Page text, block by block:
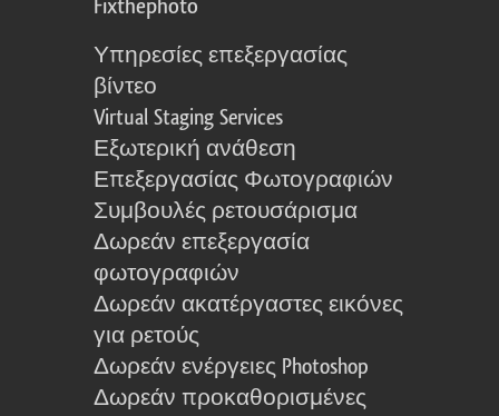
Fixthephoto
Υπηρεσίες επεξεργασίας
βίντεο
Virtual Staging Services
Εξωτερική ανάθεση
Επεξεργασίας Φωτογραφιών
Συμβουλές ρετουσάρισμα
Δωρεάν επεξεργασία
φωτογραφιών
Δωρεάν ακατέργαστες εικόνες
για ρετούς
Δωρεάν ενέργειες Photoshop
Δωρεάν προκαθορισμένες